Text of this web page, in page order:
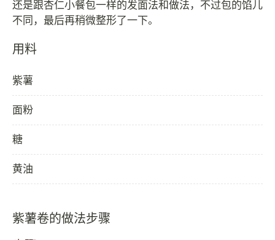
还是跟杏仁小餐包一样的发面法和做法，不过包的馅儿
用料
紫薯
面粉
糖
黄油
紫薯卷的做法步骤